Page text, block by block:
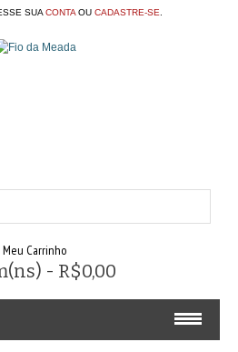
SUA CONTAOU CADASTRE-SE
Meu Carrinho
- R$0,00